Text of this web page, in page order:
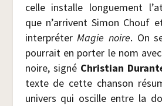
celle ins­talle lon­gue­ment
que n’arrivent Simon Chouf
inter­pré­terMagie noire. On
pour­rait en por­ter le nom
noire, signé Chris­tian
texte de cette chan­son
uni­vers qui oscille entre la